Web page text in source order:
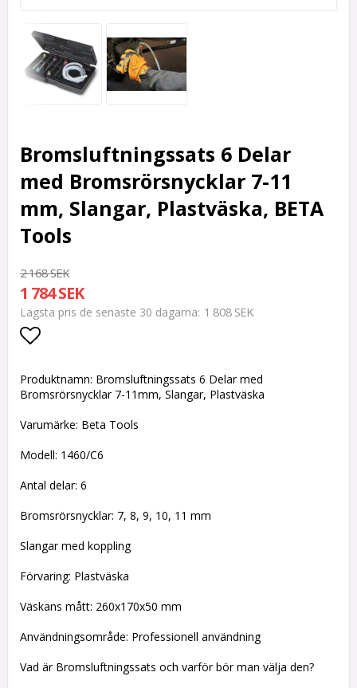
Bromsluftningssats 6 Delar
med Bromsrörsnycklar 7-11
mm, Slangar, Plastväska, BETA
Tools
2 168 SEK
1 784 SEK
Lägsta pris de senaste 30 dagarna 1 808 SEK
Produktnamn: Bromsluftningssats 6 Delar med
Bromsrörsnycklar 7-11mm, Slangar, Plastväska
Varumärke: Beta Tools
Modell: 1460/C6
Antal delar: 6
Bromsrörsnycklar: 7, 8, 9, 10, 11 mm
Slangar med koppling
Förvaring: Plastväska
Väskans mått: 260x170x50 mm
Användningsområde: Professionell användning
Vad är Bromsluftningssats och varför bör man välja den?